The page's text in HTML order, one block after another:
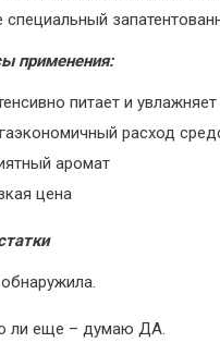
специальный
применения:
питает и
расход
аромат
цена
ли еще – думаю ДА.